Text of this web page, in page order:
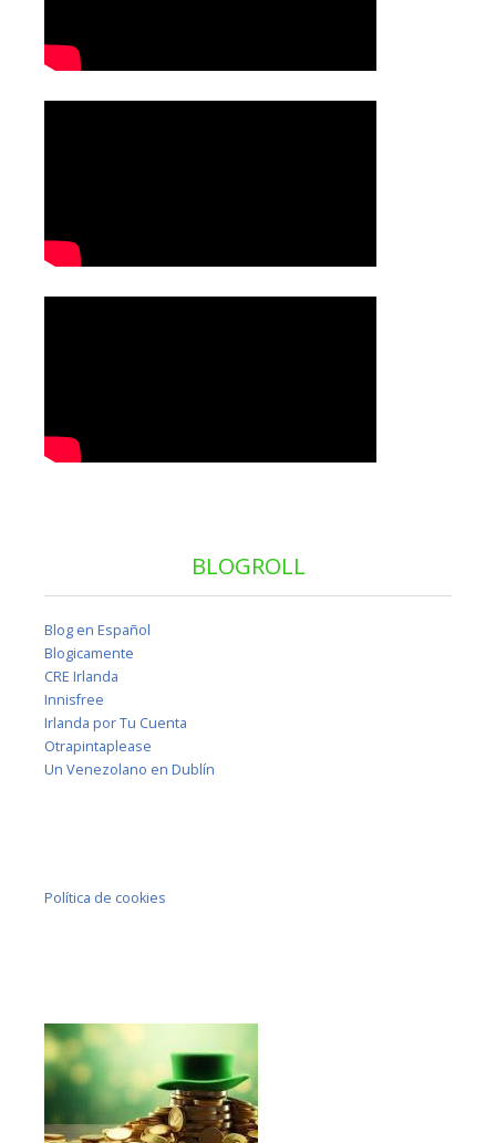
BLOGROLL
Blog en Español
Blogicamente
CRE Irlanda
Innisfree
Irlanda por Tu Cuenta
Otrapintaplease
Un Venezolano en Dublín
Política de cookies